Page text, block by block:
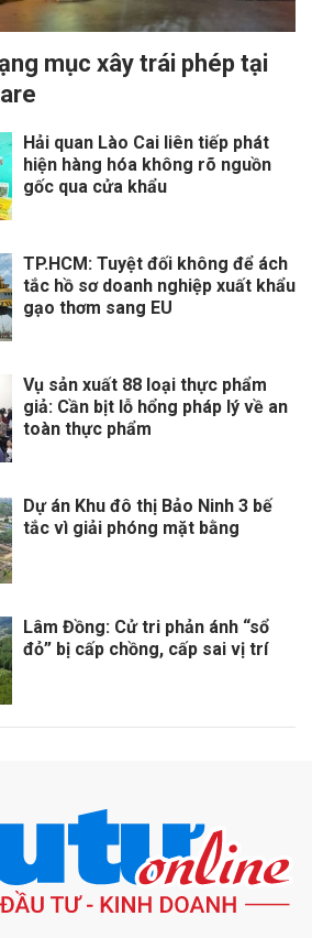
mục xây trái phép tại
Hải quan Lào Cai liên tiếp phát
hiện hàng hóa không rõ nguồn
gốc qua cửa khẩu
TP.HCM: Tuyệt đối không để ách
tắc hồ sơ doanh nghiệp xuất khẩu
gạo thơm sang EU
Vụ sản xuất 88 loại thực phẩm
giả: Cần bịt lỗ hổng pháp lý về an
toàn thực phẩm
Dự án Khu đô thị Bảo Ninh 3 bế
tắc vì giải phóng mặt bằng
Lâm Đồng: Cử tri phản ánh “sổ
đỏ” bị cấp chồng, cấp sai vị trí